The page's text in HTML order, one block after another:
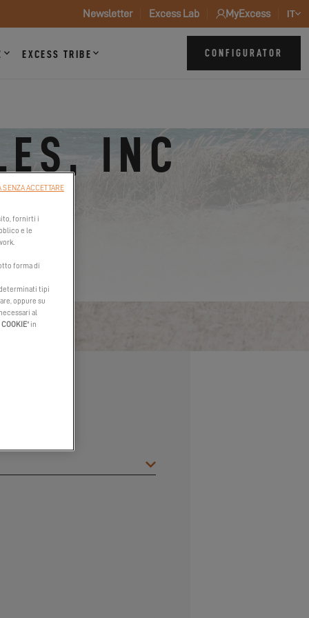
Newsletter Excess Lab MyExcess IT
EXCESS TRIBE CONFIGURATOR
INC
fornirti i
e le
forma di
tipi
oppure su
al
COOKIE" in
SENZA ACCETTARE